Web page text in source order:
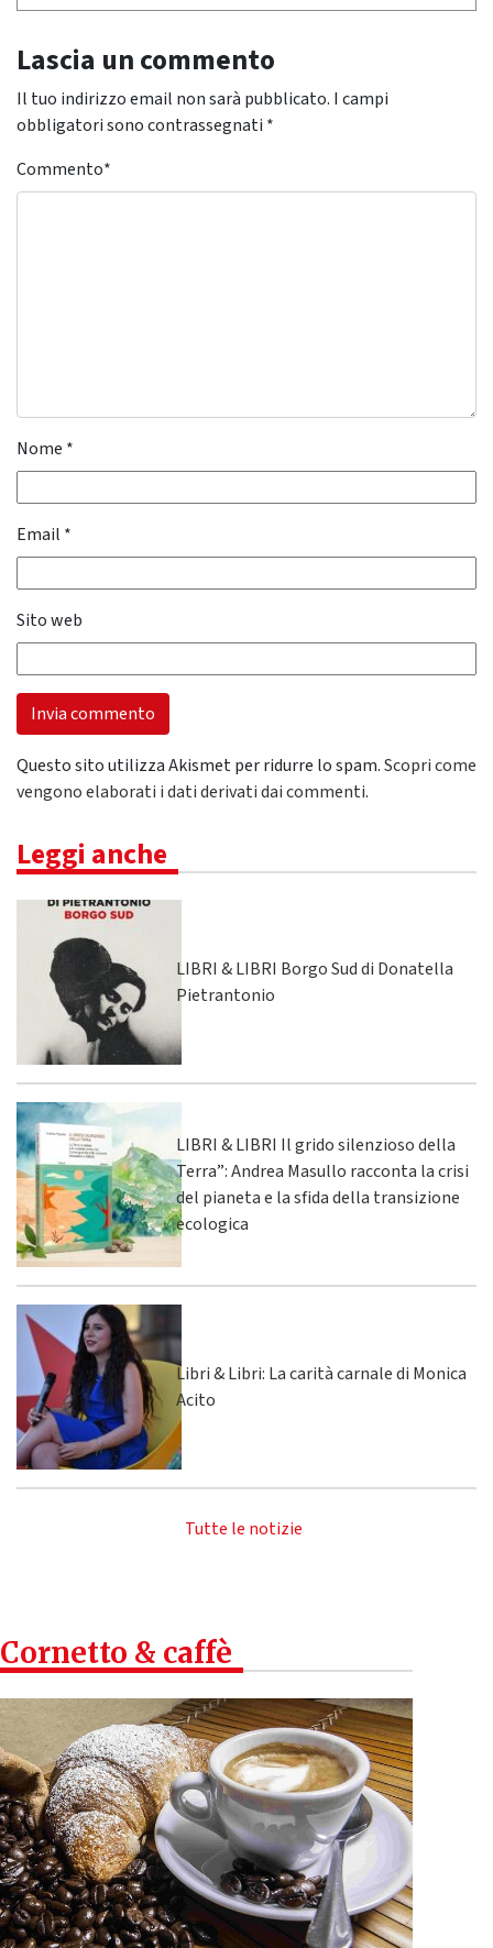
Lascia un commento
Il tuo indirizzo email non sarà pubblicato. I campi
obbligatori sono contrassegnati *
Commento*
Nome *
Email *
Sito web
Questo sito utilizza Akismet per ridurre lo spam.Scopri come
vengono elaborati i dati derivati dai commenti.
Leggi anche
LIBRI & LIBRI Borgo Sud di Donatella
Pietrantonio
LIBRI & LIBRI Il grido silenzioso della
Terra”: Andrea Masullo racconta la crisi
del pianeta e la sfida della transizione
ecologica
Libri & Libri: La carità carnale di Monica
Acito
Tutte le notizie
Cornetto & caffè